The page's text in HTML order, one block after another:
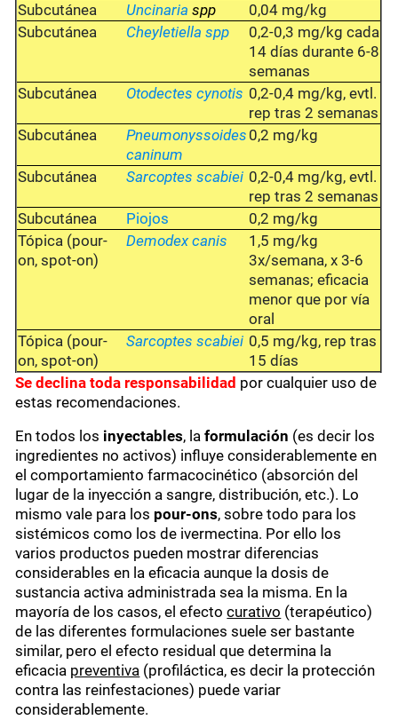
Subcutánea Uncinaria spp
0,04 mg/kg
Subcutánea
Cheyletiella spp
0,2-0,3 mg/kg cada
14 días durante 6-8
semanas
Subcutánea
Otodectes cynotis 0,2-0,4 mg/kg, evtl.
rep tras 2 semanas
Subcutánea
Pneumonyssoides
caninum
0,2 mg/kg
Subcutánea Sarcoptes scabiei 0,2-0,4 mg/kg, evtl.
rep tras 2 semanas
Subcutánea
Piojos
0,2 mg/kg
Tópica (pour-
on, spot-on)
Demodex canis
1,5 mg/kg
3x/semana, x 3-6
semanas; eficacia
menor que por vía
oral
Tópica (pour-
on, spot-on)
Sarcoptes scabiei 0,5 mg/kg, rep tras
15 días
Se declina toda responsabilidad por cualquier uso de
estas recomendaciones.
En todos los inyectables, laformulación (es decir los
ingredientes no activos) influye considerablemente en
el comportamiento farmacocinético (absorción del
lugar de la inyección a sangre, distribución, etc.). Lo
mismo vale para los pour-ons, sobre todo para los
sistémicos como los de ivermectina. Por ello los
varios productos pueden mostrar diferencias
considerables en la eficacia aunque la dosis de
sustancia activa administrada sea la misma. En la
mayoría de los casos, el efectocurativo (terapéutico)
de las diferentes formulaciones suele ser bastante
similar, pero el efecto residual que determina la
eficacia preventiva (profiláctica, es decir la protección
contra las reinfestaciones) puede variar
considerablemente.